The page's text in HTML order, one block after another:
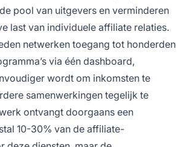
pool van uitgevers en verminderen
last van individuele affiliate relaties.
netwerken toegang tot honderden
via één dashboard,
wordt om inkomsten te
samenwerkingen tegelijk te
ontvangt doorgaans een
10-30% van de affiliate-